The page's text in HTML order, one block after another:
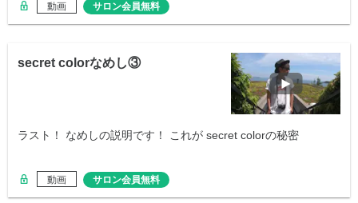
動画 サロン会員無料
secret colorなめし③
ラスト！ なめしの説明です！ これが secret colorの秘密
動画 サロン会員無料